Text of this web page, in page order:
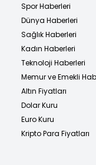
Spor Haberleri
Dünya Haberleri
Sağlık Haberleri
Kadın Haberleri
Teknoloji Haberleri
Memur ve Emekli
Altın Fiyatları
Dolar Kuru
Euro Kuru
Kripto Para Fiyatları